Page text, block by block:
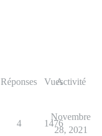
Réponses VuesActivité
4 1476
Novembre
28, 2021